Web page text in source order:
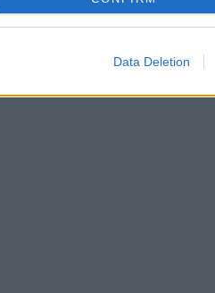
Data Deletion